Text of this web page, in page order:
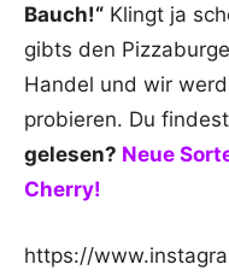
Bauch!“ Klingt ja
gibts den
Handel und wir
probieren. Du
gelesen? Neue
Cherry!
https://